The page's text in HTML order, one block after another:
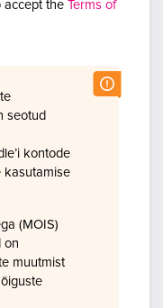
accept the Terms of
seotud
kontode
kasutamise
(MOIS)
on
muutmist